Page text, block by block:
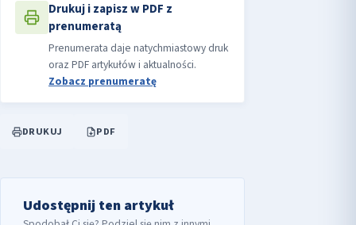
Drukuj i zapisz w PDF z
prenumeratą
Prenumerata daje natychmiastowy druk
oraz PDF artykułów i aktualności.
Zobacz prenumeratę
DRUKUJ PDF
Udostępnij ten artykuł